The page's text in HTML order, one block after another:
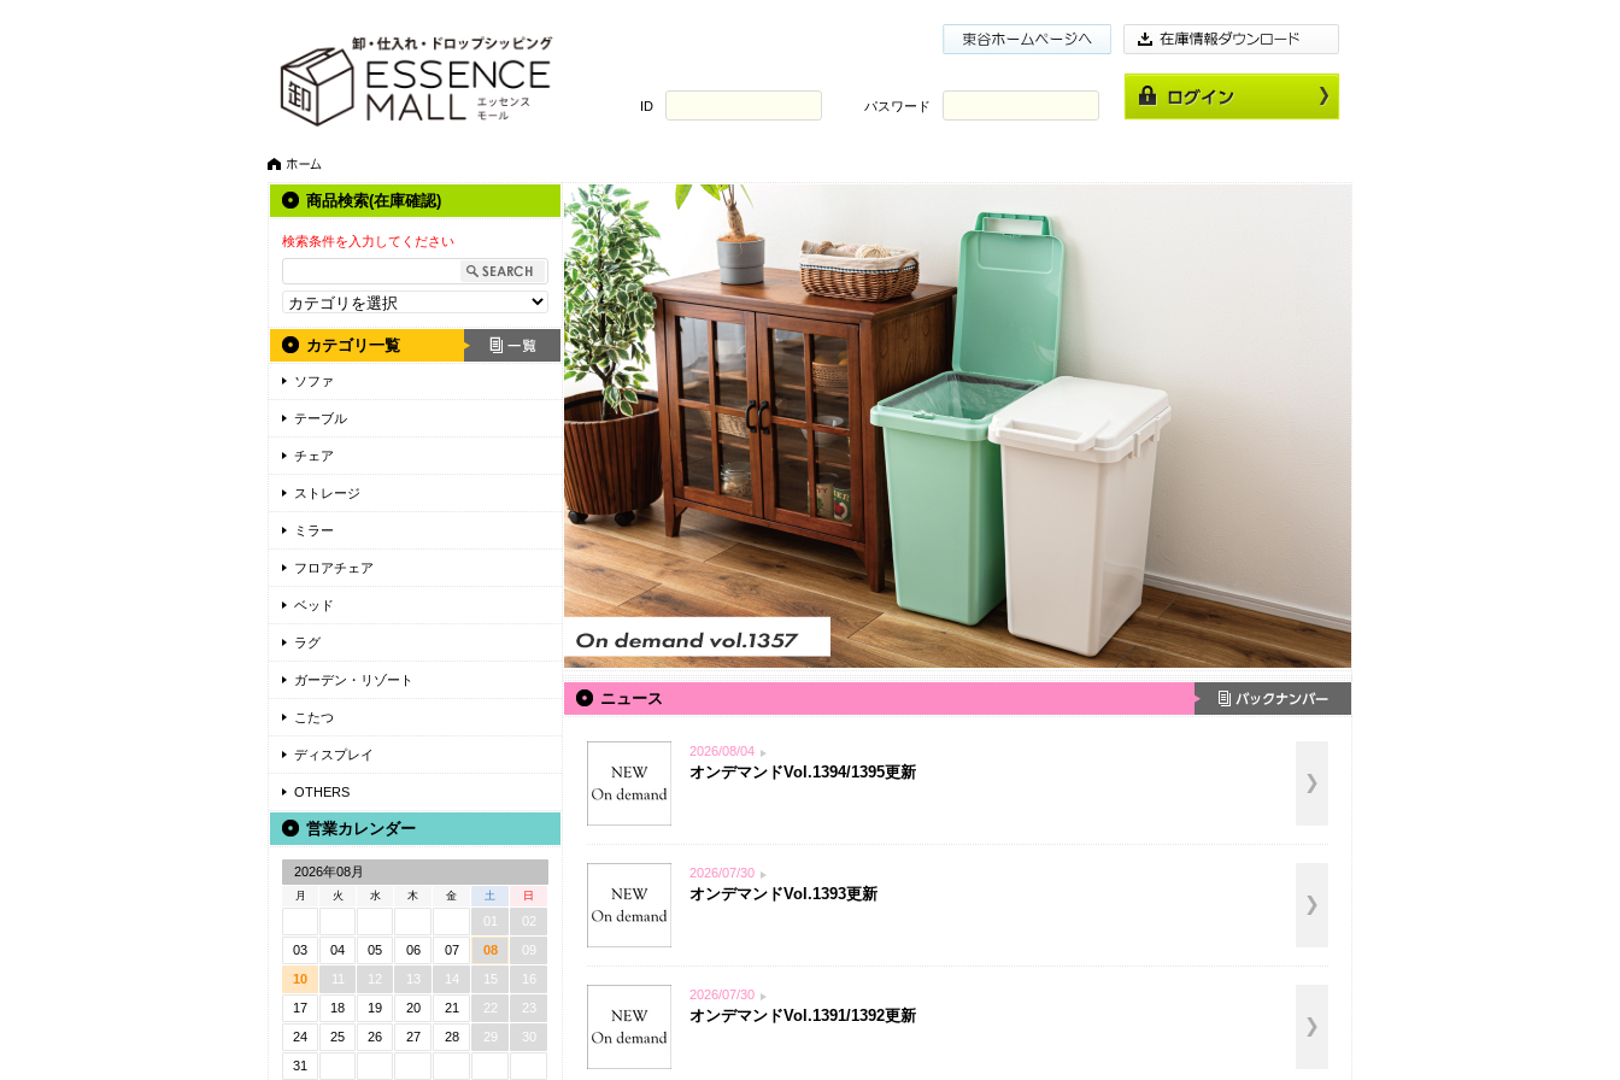
ID パスワード
商品検索(在庫確認)
検索条件を入力してください
カテゴリ一覧
ソファ
テーブル
チェア
ストレージ
ミラー
フロアチェア
ベッド
ラグ
ガーデン・リゾート
こたつ
ディスプレイ
OTHERS
営業カレンダー
2026年08月
月 火 水 木 金 土 日
01
02
03
04 05 06 07 08
09
10
11 12 13 14 15
16
17
18 19 20 21 22
23
24
25 26 27 28 29
30
31
ニュース
2026/08/04
オンデマンドVol.1394/1395更新
2026/07/30
オンデマンドVol.1393更新
2026/07/30
オンデマンドVol.1391/1392更新